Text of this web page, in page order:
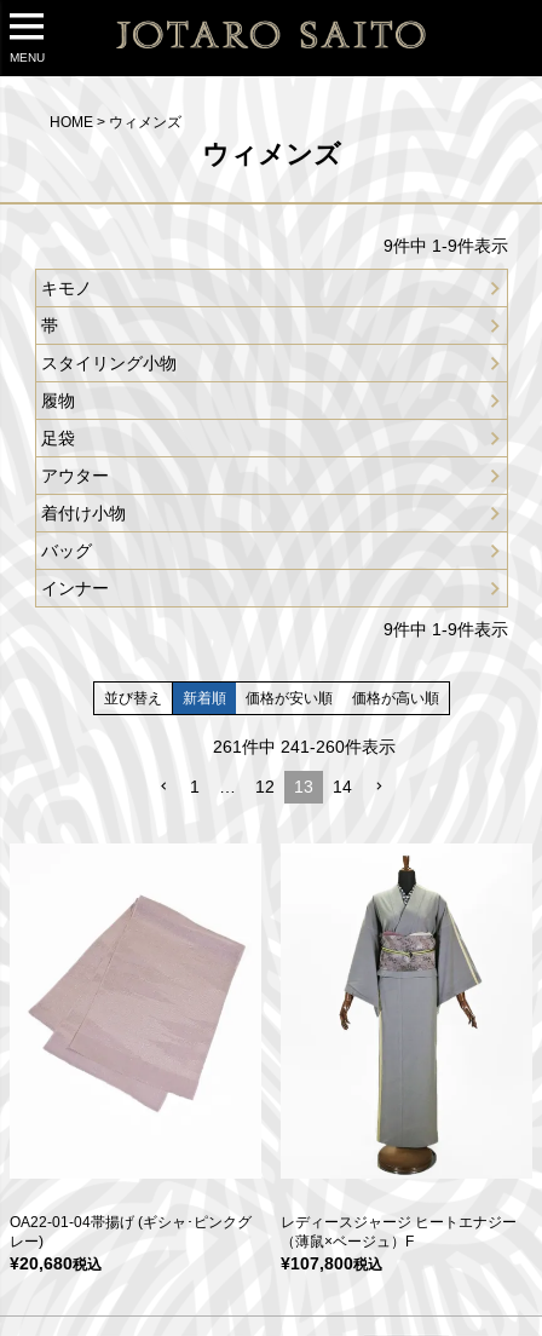
MENU
HOME ウィメンズ
ウィメンズ
9件中 1-9件表示
キモノ
帯
スタイリング小物
履物
足袋
アウター
着付け小物
バッグ
インナー
9件中 1-9件表示
並び替え 新着順 価格が安い順 価格が高い順
261件中 241-260件表示
1 … 12 13 14
OA22-01-04帯揚げ (ギシャ･ピンクグ
レー)
¥20,680税込
レディースジャージ ヒートエナジー
（薄鼠×ベージュ）F
¥107,800税込